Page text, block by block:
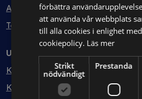
Avtalshantering
Testa kostnadsfritt
Utbildning
Kurser
Kurspaket
förbättra
att använda vår webbplats
till alla cookies i enlighet
cookiepolicy. Läs mer
Strikt
nödvändigt
Prestanda